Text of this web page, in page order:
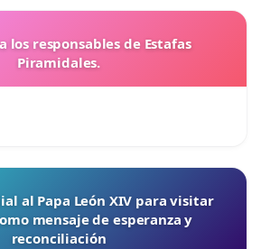
los responsables de Estafas
Piramidales.
al Papa León XIV para visitar
mensaje de esperanza y
reconciliación